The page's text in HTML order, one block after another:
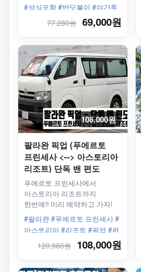
#석식포함 #반딧불이 #야간투
77,280원 69,000원
108,000원
팔라완 픽업 (푸에르토
프린세사 <--> 아스토리아
리조트) 단독 밴 편도
푸에르토 프린세사에서
아스토리아 리조트까지
한번에!! 미리 예약하고 가자!
#팔라완 #푸에르토 프린세사 #
아스토리아 #리조트 #픽업 #편
120,960원 108,000원